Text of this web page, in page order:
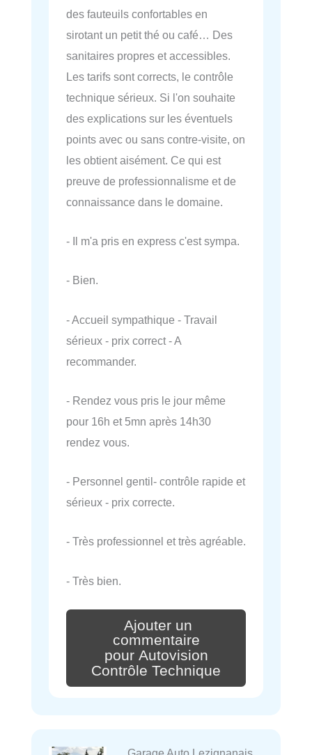
des fauteuils confortables en
sirotant un petit thé ou café… Des
sanitaires propres et accessibles.
Les tarifs sont corrects, le contrôle
technique sérieux. Si l'on souhaite
des explications sur les éventuels
points avec ou sans contre-visite, on
les obtient aisément. Ce qui est
preuve de professionnalisme et de
connaissance dans le domaine.
- Il m'a pris en express c'est sympa.
- Bien.
- Accueil sympathique - Travail
sérieux - prix correct - A
recommander.
- Rendez vous pris le jour même
pour 16h et 5mn après 14h30
rendez vous.
- Personnel gentil- contrôle rapide et
sérieux - prix correcte.
- Très professionnel et très agréable.
- Très bien.
Ajouter un
commentaire
pour Autovision
Contrôle Technique